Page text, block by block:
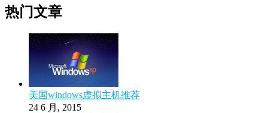
热门文章
美国windows虚拟主机推荐
24 6 月, 2015